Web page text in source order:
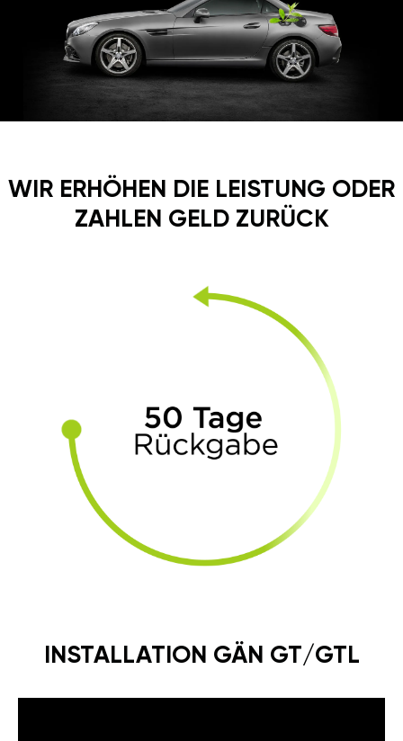
WIR ERHÖHEN DIE LEISTUNG ODER
ZAHLEN GELD ZURÜCK
INSTALLATION GÄN GT/GTL